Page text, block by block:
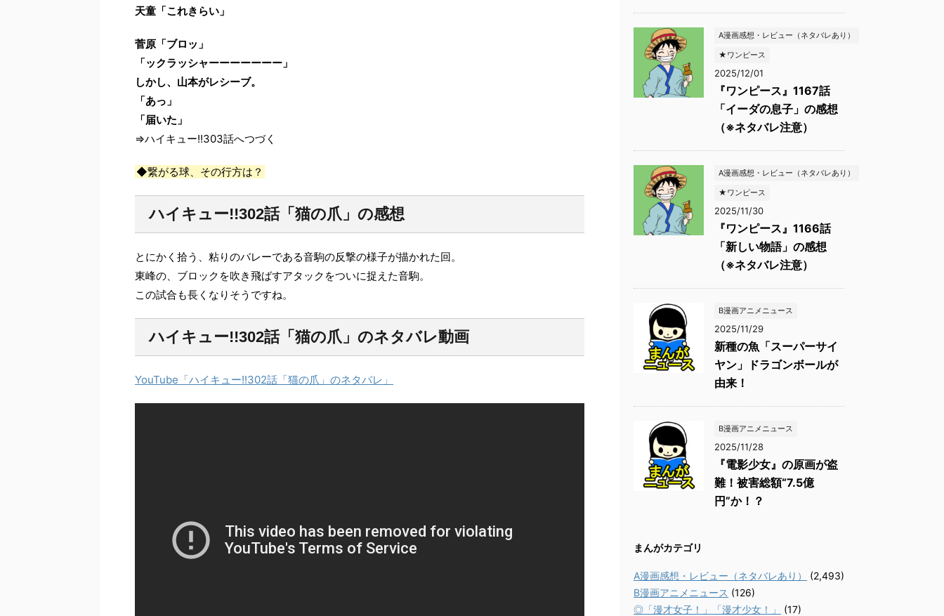
天童「これきらい」
菅原「ブロッ」
「ックラッシャーーーーーーー」
しかし、山本がレシーブ。
「あっ」
「届いた」
⇒ハイキュー!!303話へつづく
◆繋がる球、その行方は？
ハイキュー!!302話「猫の爪」の感想
とにかく拾う、粘りのバレーである音駒の反撃の様子が描かれた回。
東峰の、ブロックを吹き飛ばすアタックをついに捉えた音駒。
この試合も長くなりそうですね。
ハイキュー!!302話「猫の爪」のネタバレ動画
YouTube「ハイキュー!!302話「猫の爪」のネタバレ」
A漫画感想・レビュー（ネタバレあり）
★ワンピース
2025/12/01
『ワンピース』1167話
「イーダの息子」の感想
（※ネタバレ注意）
A漫画感想・レビュー（ネタバレあり）
★ワンピース
2025/11/30
『ワンピース』1166話
「新しい物語」の感想
（※ネタバレ注意）
B漫画アニメニュース
2025/11/29
新種の魚「スーパーサイ
ヤン」ドラゴンボールが
由来！
B漫画アニメニュース
2025/11/28
『電影少女』の原画が盗
難！被害総額“7.5億
円”か！？
まんがカテゴリ
A漫画感想・レビュー（ネタバレあり）
(2,493)
B漫画アニメニュース (126)
◎「漫才女子！」「漫才少女！」
(17)